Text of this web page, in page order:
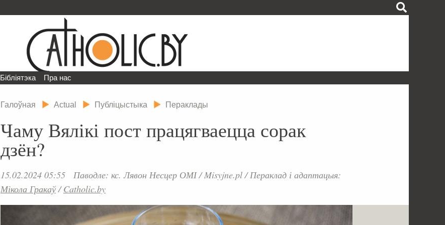
Бібліятэка Пра нас
Галоўная Actual Публіцыстыка Пераклады
Чаму Вялікі пост працягваецца сорак
дзён?
15.02.2024 05:55 Паводле: кс. Лявон Несцер ОМІ / Misyjne.pl/Пераклад і адаптацыя:
Мікола Гракаў/Catholic.by